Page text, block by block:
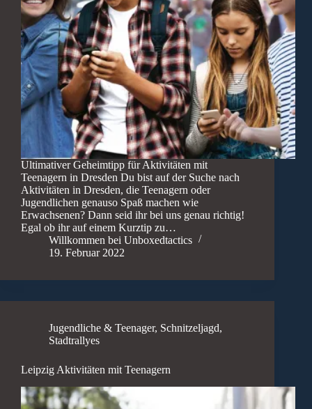
Ultimativer Geheimtipp für Aktivitäten mit
Teenagern in Dresden Du bist auf der Suche nach
Aktivitäten in Dresden, die Teenagern oder
Jugendlichen genauso Spaß machen wie
Erwachsenen? Dann seid ihr bei uns genau richtig!
Egal ob ihr auf einem Kurztip zu…
Willkommen bei Unboxedtactics
19. Februar 2022
Jugendliche & Teenager, Schnitzeljagd,
Stadtrallyes
Leipzig Aktivitäten mit Teenagern